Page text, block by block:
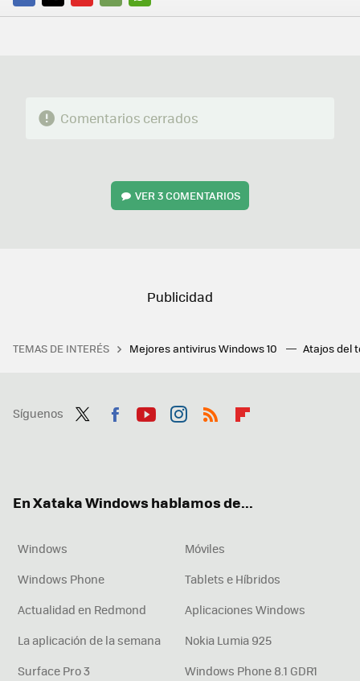
FACEBOOK
TWITTERFLIPBOARD
E-
WHATSAPP
Comentarios cerrados
VER3 COMENTARIOS
TEMAS DE INTERÉS Mejores antivirus Windows 10 Atajos del
Síguenos
En Xataka Windows hablamos de...
Windows
Móviles
Windows Phone
Tablets e Híbridos
Actualidad en Redmond
Aplicaciones Windows
La aplicación de la semana
Nokia Lumia 925
Surface Pro 3
Windows Phone 8.1 GDR1